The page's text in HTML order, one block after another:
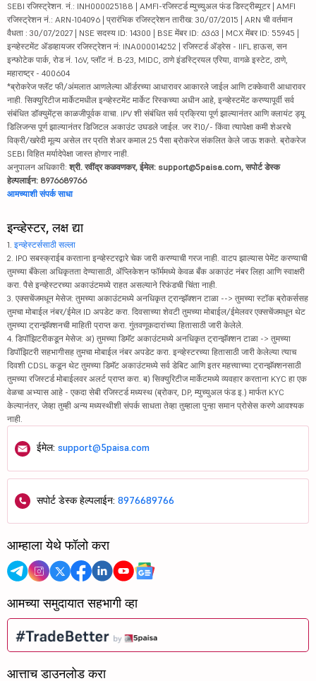
SEBI रजिस्ट्रेशन. नं.: INH000025188 | AMFI-रजिस्टर्ड म्युच्युअल फंड डिस्ट्रीब्यूटर | AMFI
रजिस्ट्रेशन नं.: ARN-104096 | प्रारंभिक रजिस्ट्रेशन तारीख: 30/07/2015 | ARN ची वर्तमान
वैधता : 30/07/2027 | NSE सदस्य ID: 14300 | BSE मेंबर ID: 6363 | MCX मेंबर ID: 55945 |
इन्व्हेस्टमेंट ॲडव्हायजर रजिस्ट्रेशन नं: INA000014252 | रजिस्टर्ड ॲड्रेस - IIFL हाऊस, सन
इन्फोटेक पार्क, रोड नं. 16V, प्लॉट नं. B-23, MIDC, ठाणे इंडस्ट्रियल एरिया, वागळे इस्टेट, ठाणे,
महाराष्ट्र - 400604
*ब्रोकरेज फ्लॅट फी/अंमलात आणलेल्या ऑर्डरच्या आधारावर आकारले जाईल आणि टक्केवारी आधारावर
नाही. सिक्युरिटीज मार्केटमधील इन्व्हेस्टमेंट मार्केट रिस्कच्या अधीन आहे, इन्व्हेस्टमेंट करण्यापूर्वी सर्व
संबंधित डॉक्युमेंट्स काळजीपूर्वक वाचा. IPV शी संबंधित सर्व प्रक्रिया पूर्ण झाल्यानंतर आणि क्लायंट ड्यू
डिलिजन्स पूर्ण झाल्यानंतर डिजिटल अकाउंट उघडले जाईल. जर ₹10/- किंवा त्यापेक्षा कमी शेअरचे
विक्री/खरेदी मूल्य असेल तर प्रति शेअर कमाल 25 पैसा ब्रोकरेज संकलित केले जाऊ शकते. ब्रोकरेज
SEBI विहित मर्यादेपेक्षा जास्त होणार नाही.
अनुपालन अधिकारी: श्री. रवींद्र कळवणकर, ईमेल: support@5paisa.com, सपोर्ट डेस्क
हेल्पलाईन: 8976689766
आमच्याशी संपर्क साधा
इन्व्हेस्टर, लक्ष द्या
1. इन्व्हेस्टर्ससाठी सल्ला
2. IPO सबस्क्राईब करताना इन्व्हेस्टरद्वारे चेक जारी करण्याची गरज नाही. वाटप झाल्यास पेमेंट करण्याची
तुमच्या बँकेला अधिकृतता देण्यासाठी, ॲप्लिकेशन फॉर्ममध्ये केवळ बँक अकाउंट नंबर लिहा आणि स्वाक्षरी
करा. पैसे इन्व्हेस्टरच्या अकाउंटमध्ये राहत असल्याने रिफंडची चिंता नाही.
3. एक्सचेंजमधून मेसेज: तुमच्या अकाउंटमध्ये अनधिकृत ट्रान्झॅक्शन टाळा --> तुमच्या स्टॉक ब्रोकर्ससह
तुमचा मोबाईल नंबर/ईमेल ID अपडेट करा. दिवसाच्या शेवटी तुमच्या मोबाईल/ईमेलवर एक्सचेंजमधून थेट
तुमच्या ट्रान्झॅक्शनची माहिती प्राप्त करा. गुंतवणूकदारांच्या हितासाठी जारी केलेले.
4. डिपॉझिटरीकडून मेसेज: अ) तुमच्या डिमॅट अकाउंटमध्ये अनधिकृत ट्रान्झॅक्शन टाळा -> तुमच्या
डिपॉझिटरी सहभागीसह तुमचा मोबाईल नंबर अपडेट करा. इन्व्हेस्टरच्या हितासाठी जारी केलेल्या त्याच
दिवशी CDSL कडून थेट तुमच्या डिमॅट अकाउंटमध्ये सर्व डेबिट आणि इतर महत्त्वाच्या ट्रान्झॅक्शनसाठी
तुमच्या रजिस्टर्ड मोबाईलवर अलर्ट प्राप्त करा. ब) सिक्युरिटीज मार्केटमध्ये व्यवहार करताना KYC हा एक
वेळचा अभ्यास आहे - एकदा सेबी रजिस्टर्ड मध्यस्थ (ब्रोकर, DP, म्युच्युअल फंड इ.) मार्फत KYC
केल्यानंतर, जेव्हा तुम्ही अन्य मध्यस्थीशी संपर्क साधता तेव्हा तुम्हाला पुन्हा समान प्रोसेस करणे आवश्यक
नाही.
ईमेल: support@5paisa.com
सपोर्ट डेस्क हेल्पलाईन: 8976689766
आम्हाला येथे फॉलो करा
आमच्या समुदायात सहभागी व्हा
आत्ताच डाउनलोड करा